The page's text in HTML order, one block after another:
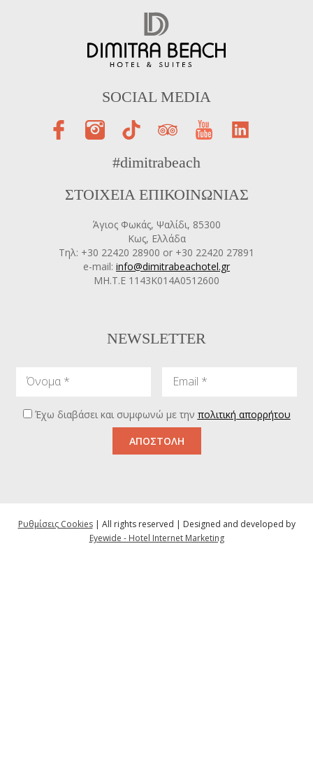
SOCIAL MEDIA
#dimitrabeach
ΣΤΟΙΧΕΙΑ ΕΠΙΚΟΙΝΩΝΙΑΣ
Άγιος Φωκάς, Ψαλίδι, 85300
Κως, Ελλάδα
Tηλ: +30 22420 28900 or +30 22420 27891
e-mail: info@dimitrabeachotel.gr
ΜΗ.Τ.Ε 1143Κ014Α0512600
NEWSLETTER
Όνομα Email
Έχω διαβάσει και συμφωνώ με την πολιτική απορρήτου
ΑΠΟΣΤΟΛΗ
Ρυθμίσεις Cookies| All rights reserved | Designed and developed by
Eyewide - Hotel Internet Marketing